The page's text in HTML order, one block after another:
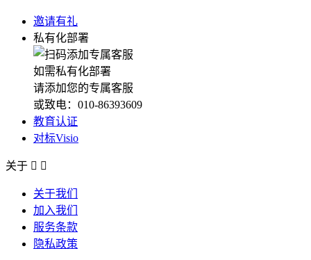
邀请有礼
私有化部署
如需私有化部署
请添加您的专属客服
或致电：010-86393609
教育认证
对标Visio
关于  
关于我们
加入我们
服务条款
隐私政策